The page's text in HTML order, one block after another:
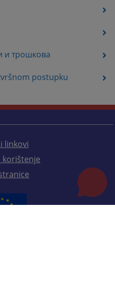
и трошкова
postupku
linkovi
korištenje